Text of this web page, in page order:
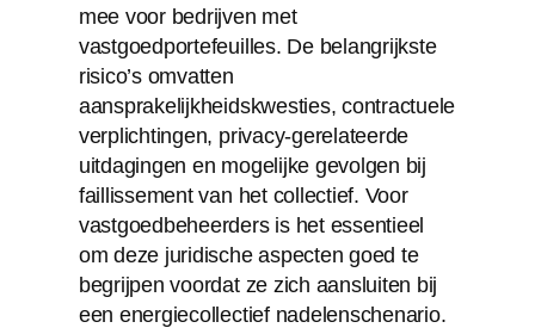
mee voor bedrijven met
vastgoedportefeuilles. De belangrijkste
risico’s omvatten
aansprakelijkheidskwesties, contractuele
verplichtingen, privacy-gerelateerde
uitdagingen en mogelijke gevolgen bij
faillissement van het collectief. Voor
vastgoedbeheerders is het essentieel
om deze juridische aspecten goed te
begrijpen voordat ze zich aansluiten bij
een energiecollectief nadelenschenario.